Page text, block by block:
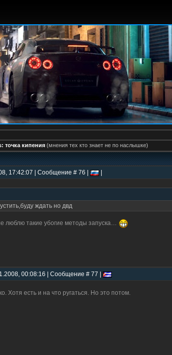
точка кипения (мнения тех кто знает не по наслышке)
17:42:07 | Сообщение # 76 |
ждать но двд
люблю такие убогие методы запуска…
00:08:16 | Сообщение # 77 |
Хотя есть и на что ругаться. Но это потом.